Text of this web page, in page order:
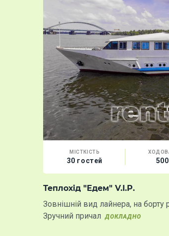
МІСТКІСТЬ
30 гостей
Теплохід "Едем" V.I.P.
Зовнішній вид лайнера, на борту
Зручний причал
ДОКЛАДНО